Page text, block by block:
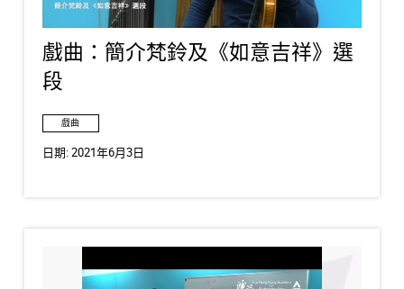
戲曲：簡介梵鈴及《如意吉祥》選
段
戲曲
日期:2021年6月3日